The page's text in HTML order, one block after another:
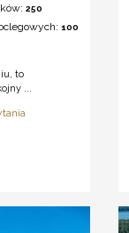
250
100
to
...